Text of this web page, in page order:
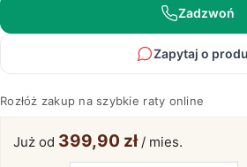
cm
Zadzwoń
Zapytaj o
Rozłóż zakup na szybkie raty online
Już od 399,90 zł/ mies.